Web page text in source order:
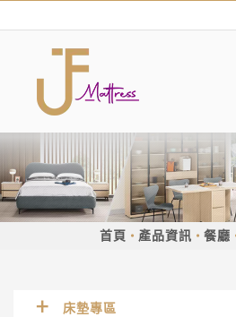
首頁 產品資訊 餐廳
床墊專區